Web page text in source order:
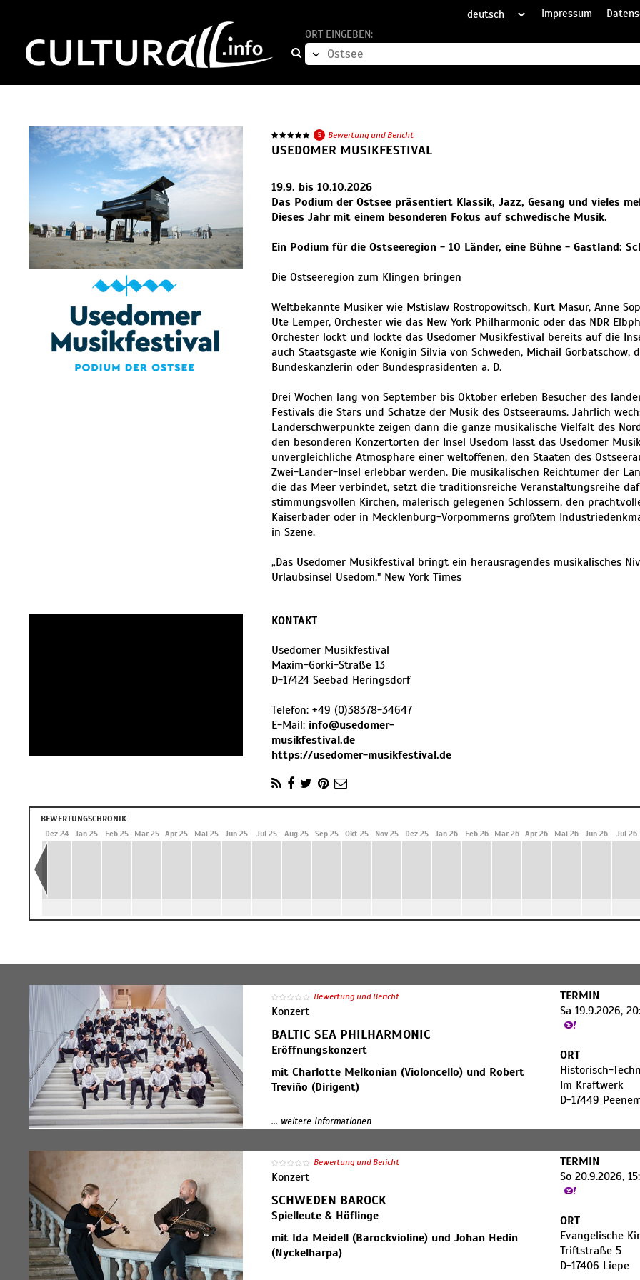
Impressum
ORT EINGEBEN:
5 Bewertung und Bericht
USEDOMER MUSIKFESTIVAL
19.9. bis 10.10.2026
Das Podium der Ostsee präsentiert Klassik, Jazz, Gesang und vieles
Dieses Jahr mit einem besonderen Fokus auf schwedische Musik.
Ein Podium für die Ostseeregion - 10 Länder, eine Bühne - Gastland:
Die Ostseeregion zum Klingen bringen
Weltbekannte Musiker wie Mstislaw Rostropowitsch, Kurt Masur, Anne
Ute Lemper, Orchester wie das New York Philharmonic oder das NDR
Orchester lockt und lockte das Usedomer Musikfestival bereits auf die
auch Staatsgäste wie Königin Silvia von Schweden, Michail Gorbatschow,
Bundeskanzlerin oder Bundespräsidenten a. D.
Drei Wochen lang von September bis Oktober erleben Besucher des
Festivals die Stars und Schätze der Musik des Ostseeraums. Jährlich
Länderschwerpunkte zeigen dann die ganze musikalische Vielfalt des
den besonderen Konzertorten der Insel Usedom lässt das Usedomer
unvergleichliche Atmosphäre einer weltoffenen, den Staaten des
Zwei-Länder-Insel erlebbar werden. Die musikalischen Reichtümer der
die das Meer verbindet, setzt die traditionsreiche Veranstaltungsreihe
stimmungsvollen Kirchen, malerisch gelegenen Schlössern, den
Kaiserbäder oder in Mecklenburg-Vorpommerns größtem
in Szene.
„Das Usedomer Musikfestival bringt ein herausragendes musikalisches
Urlaubsinsel Usedom." New York Times
KONTAKT
Usedomer Musikfestival
Maxim-Gorki-Straße 13
D-17424 Seebad Heringsdorf
Telefon: +49 (0)38378-34647
E-Mail: info@usedomer-
musikfestival.de
https://usedomer-musikfestival.de
BEWERTUNGSCHRONIK
Dez 24 Jan 25 Feb 25 Mär 25 Apr 25 Mai 25 Jun 25 Jul 25 Aug 25 Sep 25 Okt 25 Nov 25 Dez 25 Jan 26 Feb 26 Mär 26 Apr 26 Mai 26 Jun 26 Jul 26
Bewertung und Bericht
Konzert
BALTIC SEA PHILHARMONIC
Eröffnungskonzert
mit Charlotte Melkonian (Violoncello) und Robert
Treviño (Dirigent)
Wilhelm Stenhammar: Zwischenspiel aus der
Kantate „Sången“ op. 44
Violoncello und Orchester op. 33
Johannes Brahms: Symphonie Nr. 1 c-Moll op. 68
Das Baltic Sea Philharmonic ging 2008 als
internationales Orchester aus dem Usedomer
Musikfestival hervor und steht heute dringender
denn je für eine zentrale Idee: die kulturelle
TERMIN
Sa 19.9.2026,
ORT
Historisch-
Im Kraftwerk
D-17449
... weitere Informationen
Bewertung und Bericht
Konzert
SCHWEDEN BAROCK
Spielleute & Höflinge
mit Ida Meidell (Barockvioline) und Johan Hedin
(Nyckelharpa)
TERMIN
So 20.9.2026,
ORT
Evangelische
Triftstraße 5
D-17406 Liepe